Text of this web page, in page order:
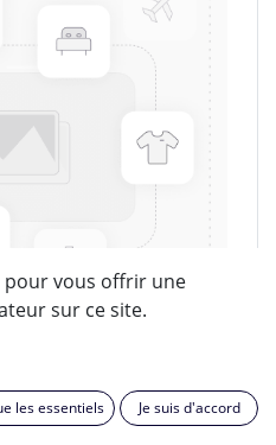
pour vous offrir une
sur ce site.
les essentiels Je suis d'accord